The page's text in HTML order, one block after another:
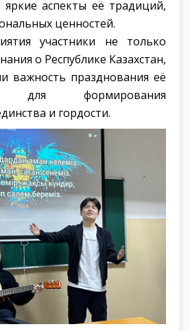
аспекты её традиций,
ценностей.
участники не только
о Республике Казахстан,
важность празднования её
для формирования
и гордости.